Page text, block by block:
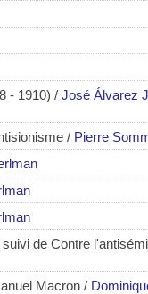
- 1910) / José Álvarez
/ Pierre
de Contre
Macron /